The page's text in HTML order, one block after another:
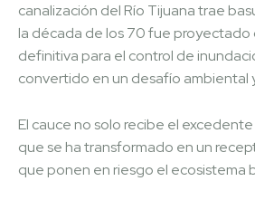
canalización del Río Tijuana trae
la década de los 70 fue proyectado
definitiva para el control de
convertido en un desafío ambiental
El cauce no solo recibe el excedente
que se ha transformado en un
que ponen en riesgo el ecosistema